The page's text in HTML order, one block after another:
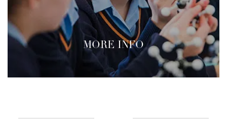
MORE INFO